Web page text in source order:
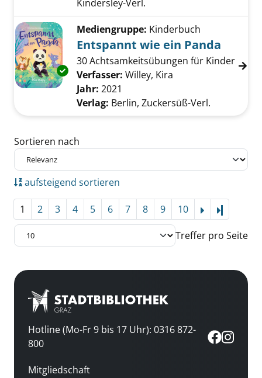
Kindersley-Verl.
Exemplar-Details von Entspannt wie ein
Mediengruppe: Kinderbuch
Entspannt wie ein Panda
30 Achtsamkeitsübungen für Kinder
Verfasser: Willey, Kira
Jahr: 2021
Verlag: Berlin, Zuckersüß-Verl.
Zu den Suchfiltern springen
Sortieren nach
aufsteigend sortieren
1 2 3 4 5 6 7 8 9 10
Treffer pro Seite
Hotline (Mo-Fr 9 bis 17 Uhr): 0316 872-
800
Mitgliedschaft